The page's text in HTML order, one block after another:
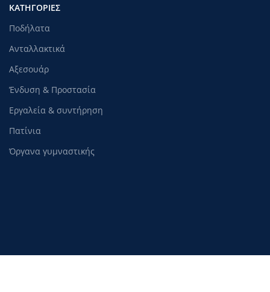
ΚΑΤΗΓΟΡΊΕΣ
Ποδήλατα
Ανταλλακτικά
Αξεσουάρ
Ένδυση & Προστασία
Εργαλεία & συντήρηση
Πατίνια
Όργανα γυμναστικής